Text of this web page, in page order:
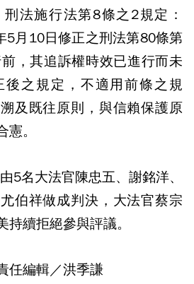
法施行法第8條之2規定：
5月10日修正之刑法第80條第
，其追訴權時效已進行而未
後之規定，不適用前條之規
及既往原則，與信賴保護原
。
5名大法官陳忠五、謝銘洋、
伯祥做成判決，大法官蔡宗
續拒絕參與評議。
編輯／洪季謙